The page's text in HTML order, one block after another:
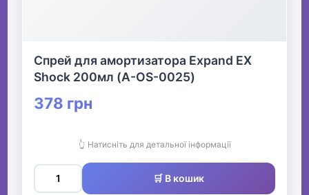
Спрей для амортизатора Expand EX
Shock 200мл (A-OS-0025)
378 грн
👆 Натисніть для детальної інформації
🛒 В кошик